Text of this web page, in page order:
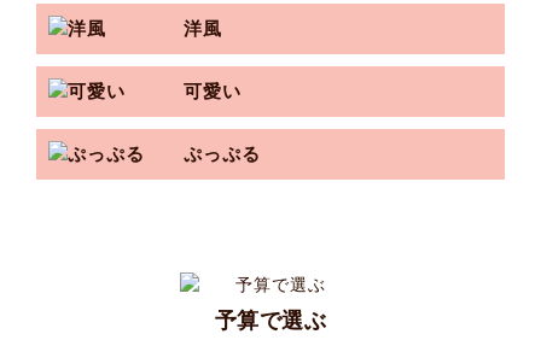
洋風
可愛い
ぷっぷる
予算で選ぶ